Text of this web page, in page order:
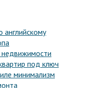
английскому
недвижимости
под ключ
минимализм